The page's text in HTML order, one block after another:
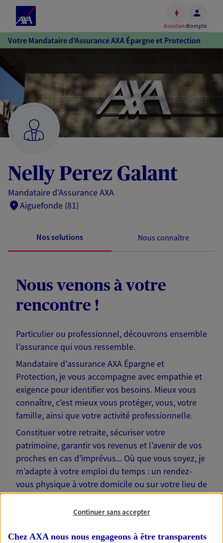
Accéder
au
Accéder
au
pied
de
page
AssistanceCompte
Votre Mandataire d'Assurance AXA Épargne et Protection
Nelly Perez Galant
Mandataire d'Assurance AXA
Aiguefonde (81)
Nos solutions Nous connaître
Nous venons à votre
rencontre !
Particulier ou professionnel, découvrons ensemble
l’assurance qui vous ressemble.
Mandataire d'assurance AXA Épargne et
Protection, je vous accompagne avec empathie et
exigence pour identifier vos besoins. Mieux vous
connaître, c'est mieux vous protéger, vous, votre
famille, ainsi que votre activité professionnelle.
Constituer votre retraite, sécuriser votre
patrimoine, garantir vos revenus et l’avenir de vos
proches en cas d’imprévus... Où que vous soyez, je
m’adapte à votre emploi du temps : un rendez-
vous physique à votre domicile ou sur votre lieu de
travail… Je suis là pour échanger avec vous !
Continuer sans accepter
Chez AXA nous nous engageons à être transparents